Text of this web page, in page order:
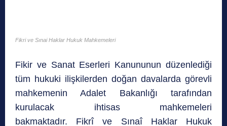
Fikri ve Sınai Haklar Hukuk Mahkemeleri
Fikir ve Sanat Eserleri Kanununun düzenlediği
tüm hukuki ilişkilerden doğan davalarda görevli
mahkemenin Adalet Bakanlığı tarafından
kurulacak ihtisas mahkemeleri
bakmaktadır. Fikrî ve Sınaî Haklar Hukuk